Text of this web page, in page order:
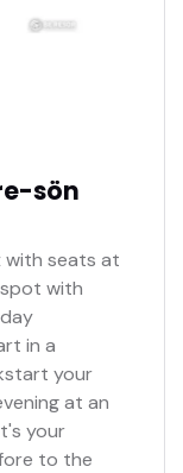
sön
with seats at
with
in a
your
at an
your
to the